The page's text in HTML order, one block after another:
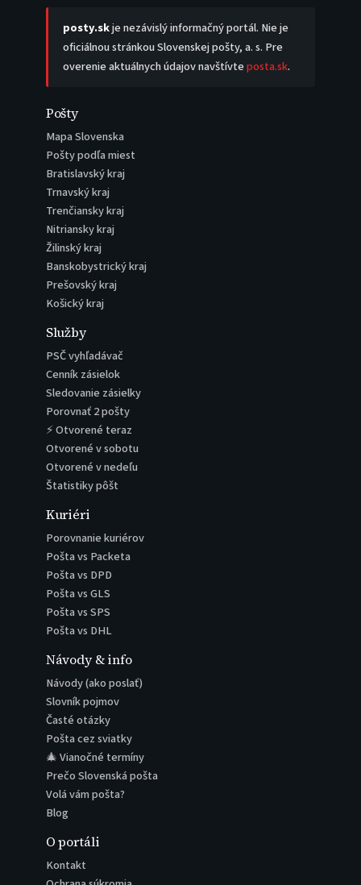
posty.skje nezávislý informačný portál. Nie je
oficiálnou stránkou Slovenskej pošty, a. s. Pre
overenie aktuálnych údajov navštívteposta.sk.
Pošty
Mapa Slovenska
Pošty podľa miest
Bratislavský kraj
Trnavský kraj
Trenčiansky kraj
Nitriansky kraj
Žilinský kraj
Banskobystrický kraj
Prešovský kraj
Košický kraj
Služby
PSČ vyhľadávač
Cenník zásielok
Sledovanie zásielky
Porovnať 2 pošty
⚡ Otvorené teraz
Otvorené v sobotu
Otvorené v nedeľu
Štatistiky pôšt
Kuriéri
Porovnanie kuriérov
Pošta vs Packeta
Pošta vs DPD
Pošta vs GLS
Pošta vs SPS
Pošta vs DHL
Návody & info
Návody (ako poslať)
Slovník pojmov
Časté otázky
Pošta cez sviatky
🎄 Vianočné termíny
Prečo Slovenská pošta
Volá vám pošta?
Blog
O portáli
Kontakt